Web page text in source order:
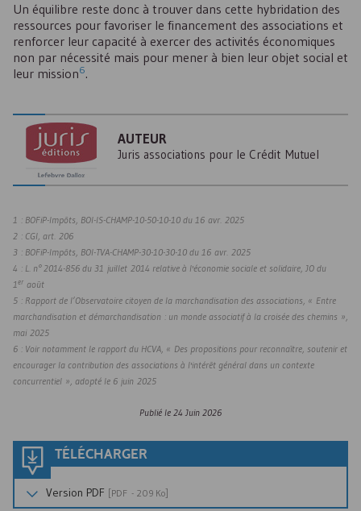
Un équilibre reste donc à trouver dans cette hybridation des
ressources pour favoriser le financement des associations et
renforcer leur capacité à exercer des activités économiques
non par nécessité mais pour mener à bien leur objet social et
leur mission6.
AUTEUR
Juris associations pour le Crédit Mutuel
1 : BOFiP-Impôts, BOI-IS-CHAMP-10-50-10-10 du 16 avr. 2025
2 : CGI, art. 206
3 : BOFiP-Impôts, BOI-TVA-CHAMP-30-10-30-10 du 16 avr. 2025
4 : L. n° 2014-856 du 31 juillet 2014 relative à l'économie sociale et solidaire, JO du
1er août
5 : Rapport de l’Observatoire citoyen de la marchandisation des associations, « Entre
marchandisation et démarchandisation : un monde associatif à la croisée des chemins »,
mai 2025
6 : Voir notamment le rapport du HCVA, « Des propositions pour reconnaître, soutenir et
encourager la contribution des associations à l'intérêt général dans un contexte
concurrentiel », adopté le 6 juin 2025
Publié le 24 Juin 2026
TÉLÉCHARGER
Version PDF [PDF - 209 Ko]